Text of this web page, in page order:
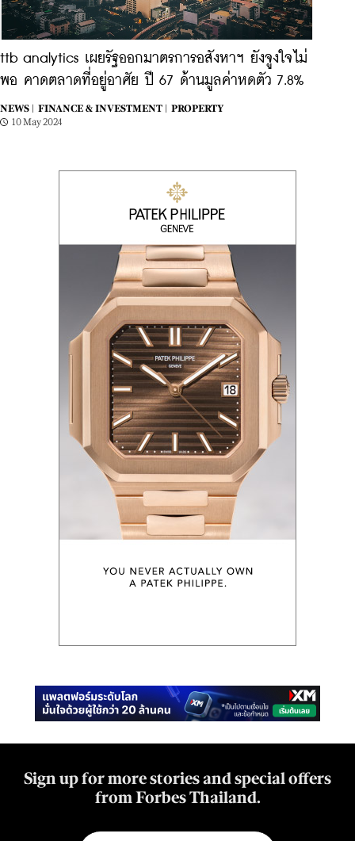
ttb analytics เผยรัฐออกมาตรการอสังหาฯ ยังจูงใจไม่
พอ คาดตลาดที่อยู่อาศัย ปี 67 ด้านมูลค่าหดตัว 7.8%
NEWS | FINANCE & INVESTMENT |
PROPERTY
10 May 2024
Sign up for more stories and special offers
from Forbes Thailand.